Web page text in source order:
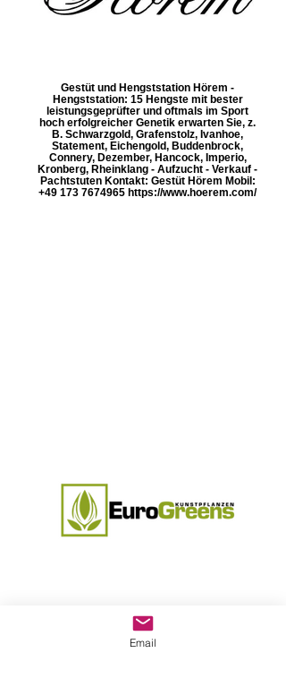
Gestüt und Hengststation Hörem -
Hengststation: 15 Hengste mit bester
leistungsgeprüfter und oftmals im Sport
hoch erfolgreicher Genetik erwarten Sie, z.
B. Schwarzgold, Grafenstolz, Ivanhoe,
Statement, Eichengold, Buddenbrock,
Connery, Dezember, Hancock, Imperio,
Kronberg, Rheinklang - Aufzucht - Verkauf -
Pachtstuten Kontakt: Gestüt Hörem Mobil:
+49 173 7674965 https://www.hoerem.com/
EuroGreens exklusive Kunstpflanzen für
Ihre Veranstaltungen, z. B. Reitturniere,
Zuchtveranstaltungen usw. Telefon: 0800 /
355 11 77 (kostenfrei) Ausland: +49 3338 /
Email